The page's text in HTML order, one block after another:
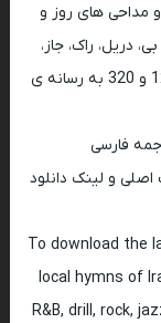
مداحی های روز و
دریل، راک، جاز،
هیپ هاپ و اپرا همراه با متن کامل و کیفیت 128 و 320 به رسانه ی
فارسی
اصلی و لینک دانلود
To download the
local hymns of
R&B, drill, rock,